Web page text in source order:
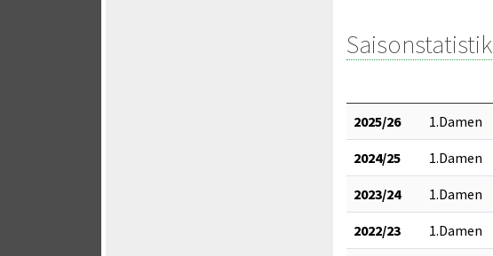
Saisonstatistik
2025/26 1.Damen
2024/25 1.Damen
2023/24 1.Damen
2022/23 1.Damen